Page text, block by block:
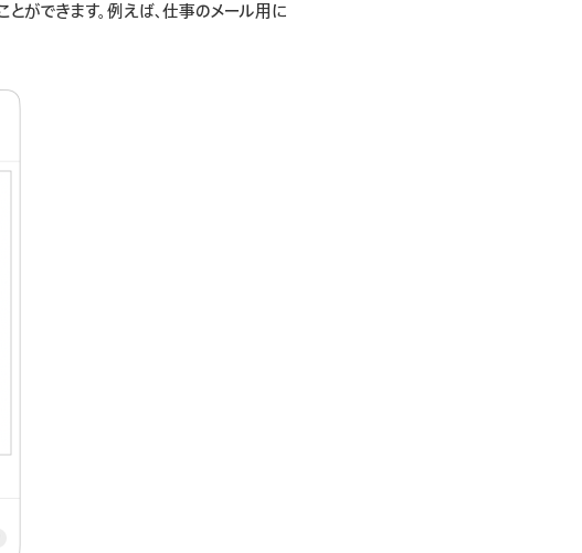
ができます。例えば、仕事のメール用に